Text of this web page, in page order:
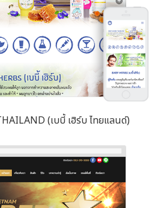
(เบบี้ เฮิร์บ ไทยแลนด์)